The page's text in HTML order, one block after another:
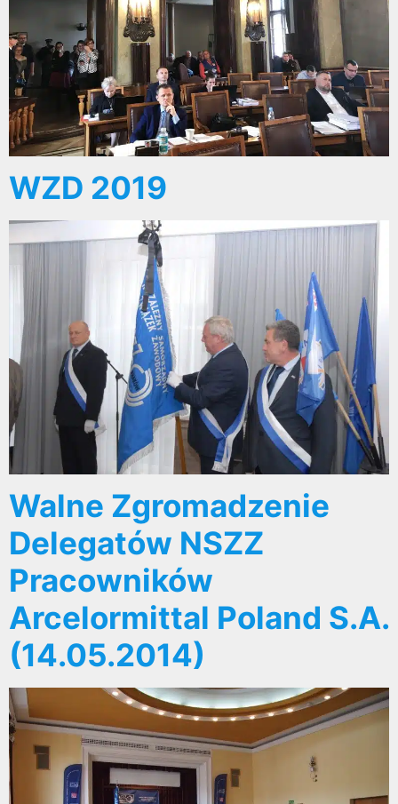
WZD 2019
Walne Zgromadzenie
Delegatów NSZZ
Pracowników
Arcelormittal Poland S.A.
(14.05.2014)